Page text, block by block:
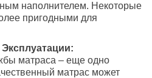
наполнителем. Некоторые
пригодными для
матраса – еще одно
матрас может